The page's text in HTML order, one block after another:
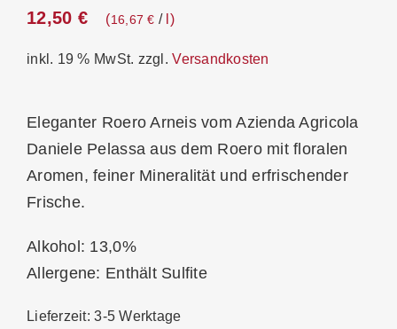
12,50 € 16,67€ / l
inkl. 19 % MwSt. zzgl.Versandkosten
Eleganter Roero Arneis vom Azienda Agricola
Daniele Pelassa aus dem Roeromit floralen
Aromen, feiner Mineralität und erfrischender
Frische.
Alkohol: 13,0%
Allergene: Enthält Sulfite
Lieferzeit:3-5 Werktage